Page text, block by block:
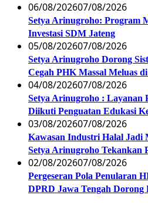
06/08/202607/08/2026
Setya Arinugroho: Program
Investasi SDM Jateng
05/08/202607/08/2026
Setya Arinugroho Dorong
Cegah PHK Massal Meluas
04/08/202607/08/2026
Setya Arinugroho : Layanan
Diikuti Penguatan Edukasi
03/08/202607/08/2026
Kawasan Industri Halal Jadi
Setya Arinugroho Tekankan
02/08/202607/08/2026
Pergeseran Pola Penularan
DPRD Jawa Tengah Dorong